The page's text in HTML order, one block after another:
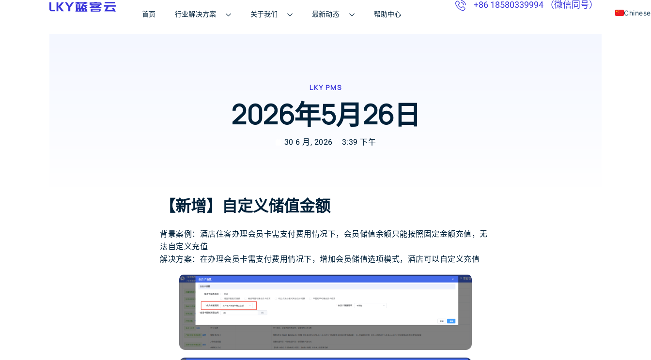
首页 行业解决方案 关于我们 最新动态 帮助中心
+86 18580339994 （微信同号）
LKY PMS
2026年5月26日
30 6 月, 2026 3:39 下午
【新增】自定义储值金额
背景案例：酒店住客办理会员卡需支付费用情况下，会员储值余额只能按照固定金额充值，无
法自定义充值
解决方案：在办理会员卡需支付费用情况下，增加会员储值选项模式，酒店可以自定义充值